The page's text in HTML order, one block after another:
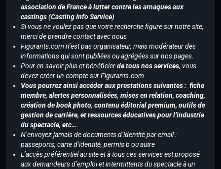
association de France à lutter contre les arnaques aux
castings (Casting Info Service)
Si vous ne voulez pas que votre recherche figure sur notre site,
merci de prendre contact avec nous
Figurants.com n’est pas organisateur, mais modérateur des
informations qui sont publiées ou agrégées sur nos pages.
Pour en savoir plus et bénéficierde tous nos services, vous
devez créer un compte sur Figurants.com
Vous pourrez ainsi accéder aux prestations suivantes : fiche
membre, alertes personnalisées, mises en relation, coaching,
création de book photo, contenu éditorial premium, outils de
gestion de carrière, et ressources éducatives pour l’industrie
du spectacle, etc…
N’envoyez jamais de documents d’identité par email :
passeports, carte d’identité, permis b ou autre
L’accès préférentiel au site et à tous ces services est proposé
aux demandeurs d’emploi et intermittents du spectacle à un